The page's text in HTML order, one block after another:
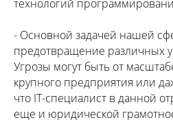
технологий
- Основной задачей нашей
предотвращение различных
Угрозы могут быть от
крупного предприятия или
что IT-специалист в данной
еще и юридической